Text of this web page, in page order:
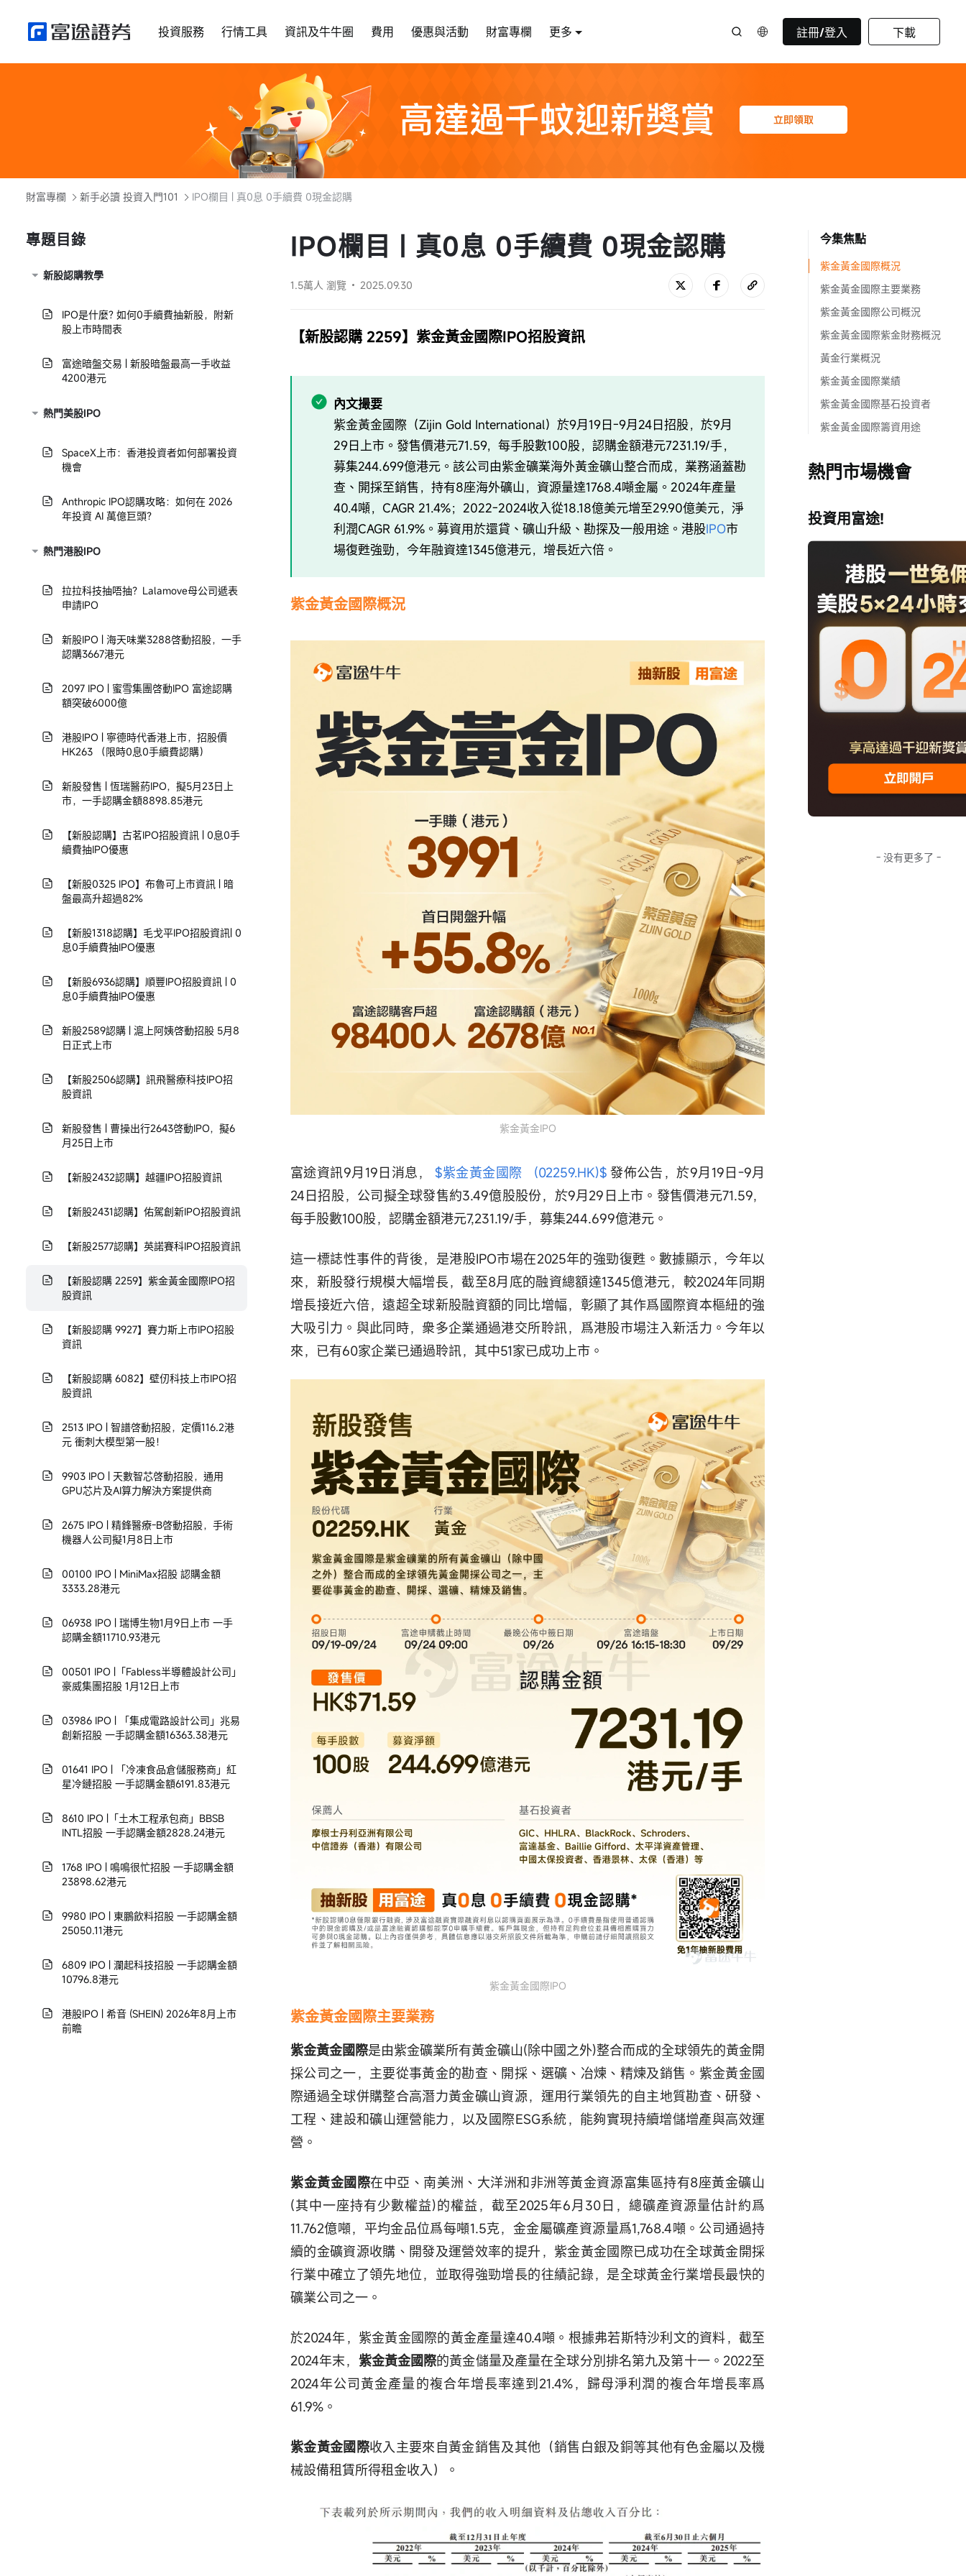
投資服務 行情工具 資訊及牛牛圈 費用 優惠與活動 財富專欄 更多 註冊/登入 下載
財富專欄 新手必讀 投資入門101 IPO欄目 | 真0息 0手續費 0現金認購
專題目錄
新股認購教學
IPO是什麼? 如何0手續費抽新股，附新
股上市時間表
富途暗盤交易 | 新股暗盤最高一手收益
4200港元
熱門美股IPO
SpaceX上市：香港投資者如何部署投資
機會
Anthropic IPO認購攻略：如何在 2026
年投資 AI 萬億巨頭？
熱門港股IPO
拉拉科技抽唔抽？Lalamove母公司遞表
申請IPO
新股IPO | 海天味業3288啓動招股，一手
認購3667港元
2097 IPO | 蜜雪集團啓動IPO 富途認購
額突破6000億
港股IPO | 寧德時代香港上市，招股價
HK263 （限時0息0手續費認購）
新股發售 | 恆瑞醫葯IPO，擬5月23日上
市，一手認購金額8898.85港元
【新股認購】古茗IPO招股資訊 | 0息0手
續費抽IPO優惠
【新股0325 IPO】布魯可上市資訊 | 暗
盤最高升超過82%
【新股1318認購】毛戈平IPO招股資訊| 0
息0手續費抽IPO優惠
【新股6936認購】順豐IPO招股資訊 | 0
息0手續費抽IPO優惠
新股2589認購 | 滬上阿姨啓動招股 5月8
日正式上市
【新股2506認購】訊飛醫療科技IPO招
股資訊
新股發售 | 曹操出行2643啓動IPO，擬6
月25日上市
【新股2432認購】越疆IPO招股資訊
【新股2431認購】佑駕創新IPO招股資訊
【新股2577認購】英諾賽科IPO招股資訊
【新股認購 2259】紫金黃金國際IPO招
股資訊
【新股認購 9927】賽力斯上市IPO招股
資訊
【新股認購 6082】壁仞科技上市IPO招
股資訊
2513 IPO | 智譜啓動招股，定價116.2港
元 衝刺大模型第一股！
9903 IPO | 天數智芯啓動招股，通用
GPU芯片及AI算力解決方案提供商
2675 IPO | 精鋒醫療-B啓動招股，手術
機器人公司擬1月8日上市
00100 IPO | MiniMax招股 認購金額
3333.28港元
06938 IPO | 瑞博生物1月9日上市 一手
認購金額11710.93港元
00501 IPO |「Fabless半導體設計公司」
豪威集團招股 1月12日上市
03986 IPO | 「集成電路設計公司」兆易
創新招股 一手認購金額16363.38港元
01641 IPO | 「冷凍食品倉儲服務商」紅
星冷鏈招股 一手認購金額6191.83港元
8610 IPO |「土木工程承包商」BBSB
INTL招股 一手認購金額2828.24港元
1768 IPO | 鳴鳴很忙招股 一手認購金額
23898.62港元
9980 IPO | 東鵬飲料招股 一手認購金額
25050.11港元
6809 IPO | 瀾起科技招股 一手認購金額
10796.8港元
港股IPO | 希音 (SHEIN) 2026年8月上市
前瞻
IPO欄目 | 真0息 0手續費 0現金認購
1.5萬人 瀏覽 2025.09.30
【新股認購 2259】紫金黃金國際IPO招股資訊
內文撮要
紫金黃金國際（Zijin Gold International）於9月19日-9月24日招股，於9月
29日上市。發售價港元71.59，每手股數100股，認購金額港元7231.19/手，
募集244.699億港元。該公司由紫金礦業海外黃金礦山整合而成，業務涵蓋勘
查、開採至銷售，持有8座海外礦山，資源量達1768.4噸金屬。2024年產量
40.4噸，CAGR 21.4%；2022-2024收入從18.18億美元增至29.90億美元，淨
利潤CAGR 61.9%。募資用於還貸、礦山升級、勘探及一般用途。港股IPO市
場復甦強勁，今年融資達1345億港元，增長近六倍。
紫金黃金國際概況
紫金黃金IPO
富途資訊9月19日消息，$紫金黃金國際 (02259.HK)$發佈公告，於9月19日-9月
24日招股，公司擬全球發售約3.49億股股份，於9月29日上市。發售價港元71.59，
每手股數100股，認購金額港元7,231.19/手，募集244.699億港元。
這一標誌性事件的背後，是港股IPO市場在2025年的強勁復甦。數據顯示，今年以
來，新股發行規模大幅增長，截至8月底的融資總額達1345億港元，較2024年同期
增長接近六倍，遠超全球新股融資額的同比增幅，彰顯了其作爲國際資本樞紐的強
大吸引力。與此同時，衆多企業通過港交所聆訊，爲港股市場注入新活力。今年以
來，已有60家企業已通過聆訊，其中51家已成功上市。
紫金黃金國際IPO
紫金黃金國際主要業務
紫金黃金國際是由紫金礦業所有黃金礦山(除中國之外)整合而成的全球領先的黃金開
採公司之一，主要從事黃金的勘查、開採、選礦、冶煉、精煉及銷售。紫金黃金國
際通過全球併購整合高潛力黃金礦山資源，運用行業領先的自主地質勘查、研發、
工程、建設和礦山運營能力，以及國際ESG系統，能夠實現持續增儲增產與高效運
營。
紫金黃金國際在中亞、南美洲、大洋洲和非洲等黃金資源富集區持有8座黃金礦山
(其中一座持有少數權益)的權益，截至2025年6月30日，總礦產資源量估計約爲
11.762億噸，平均金品位爲每噸1.5克，金金屬礦產資源量爲1,768.4噸。公司通過持
續的金礦資源收購、開發及運營效率的提升，紫金黃金國際已成功在全球黃金開採
行業中確立了領先地位，並取得強勁增長的往績記錄，是全球黃金行業增長最快的
礦業公司之一。
於2024年，紫金黃金國際的黃金產量達40.4噸。根據弗若斯特沙利文的資料，截至
2024年末， 紫金黃金國際的黃金儲量及產量在全球分別排名第九及第十一。2022至
2024年公司黃金產量的複合年增長率達到21.4%，歸母淨利潤的複合年增長率爲
61.9%。
紫金黃金國際收入主要來自黃金銷售及其他（銷售白銀及銅等其他有色金屬以及機
械設備租賃所得租金收入）。
今集焦點
紫金黃金國際概況
紫金黃金國際主要業務
紫金黃金國際公司概況
紫金黃金國際紫金財務概況
黃金行業概況
紫金黃金國際業績
紫金黃金國際基石投資者
紫金黃金國際籌資用途
熱門市場機會
投資用富途!
- 没有更多了 -